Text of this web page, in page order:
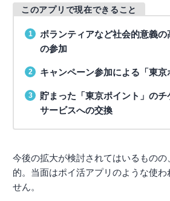
このアプリで現在できること
ボランティアなど社会的意義
の参加
キャンペーン参加による「東
貯まった「東京ポイント」の
サービスへの交換
今後の拡大が検討されてはいるもの
的。当面はポイ活アプリのような使わ
せん。